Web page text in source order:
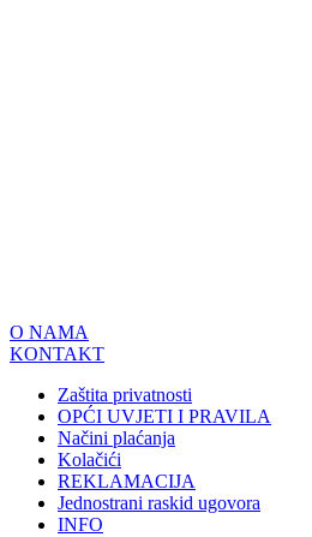
O NAMA
KONTAKT
Zaštita privatnosti
OPĆI UVJETI I PRAVILA
Načini plaćanja
Kolačići
REKLAMACIJA
Jednostrani raskid ugovora
INFO